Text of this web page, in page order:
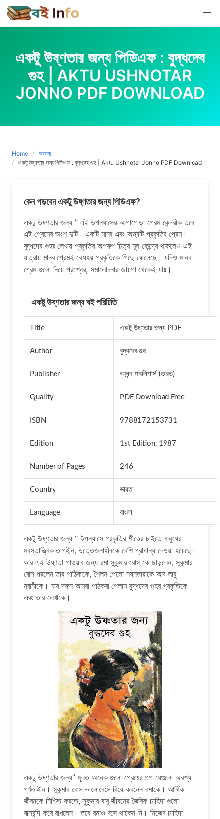
Skip
to
content
একটু উষ্ণতার জন্য পিডিএফ : বুদ্ধদেব
গুহ | AKTU USHNOTAR
JONNO PDF DOWNLOAD
Home
অজানা
একটু উষ্ণতার জন্য পিডিএফ : বুদ্ধদেব গুহ | Aktu Ushnotar Jonno PDF Download
কেন পড়বেন একটু উষ্ণতার জন্য পিডিএফ?
একটু উষ্ণতার জন্য ” এই উপন্যাসের আগাগোড়া প্রেম কেন্দ্রীক তবে
এই প্রেমের অংশ দুটি। একটি মানব এবং অন্যটি প্রকৃতির প্রেম।
বুদ্ধদেব গুহর লেখায় প্রকৃতির অপরুপ চিত্র মূল কেন্দ্রে থাকলেও এই
যাত্রায় মানব প্রেমই বোধহয় প্রকৃতিকে পিছে ফেলেছে। যদিও মানব
প্রেম গুলো নিয়ে প্রশ্নের, সমালোচনার জায়গা থেকেই যায়।
একটু উষ্ণতার জন্য বই পরিচিতি
Title একটু উষ্ণতার জন্য PDF
Author বুদ্ধদেব গুহ
Publisher আনন্দ পাবলিশার্স (ভারত)
Quality PDF Download Free
ISBN 9788172153731
Edition 1st Edition, 1987
Number of Pages 246
Country ভারত
Language বাংলা
একটু উষ্ণতার জন্য ” উপন্যাসে প্রকৃতির শীতের চাইতে মানুষের
মনস্তাত্ত্বিক তাপহীন, উত্তেজনাহীনকে বেশি প্রাধান্য দেওয়া হয়েছে।
আর এই উষ্ণতা পাওয়ার জন্য রমা সুকুমার বোস কে ছাড়লেন, সুকুমার
বোস ধরলেন তার পাঠিকাকে, শৈলন পেলো নয়নতারাকে আর লাবু
নূরানীকে। যার দরুন আমরা পাঠকরা পেলাম বুদ্ধদেব গুহর প্রকৃতিকে
এবং তার লেখাকে।
একটু উষ্ণতার জন্য” মূলত অনেক গুলো প্রেমের গল্প যেগুলো অবশ্য
পূর্ণতাহীন। সুকুমার বোস ভালোবেসে বিয়ে করলেন রমাকে। আর্থিক
জীবনকে নিশ্চিত করতে, সুকুমার বাবু জীবনের জৈবিক চাহিদা গুলো
বাক্সবন্দি করে রাখলেন। তবে রমাও বসে থাকেন নি। নিজের চাহিদা